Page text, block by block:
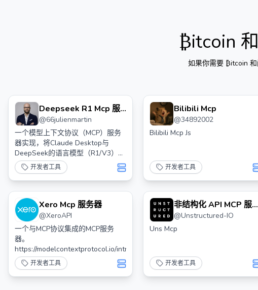
₿itcoin
如果你需要 ₿itcoin 和
Deepseek R1 Mcp 服
务器
@66julienmartin
一个模型上下文协议（MCP）服务
器实现，将Claude Desktop与
DeepSeek的语言模型（R1/V3）连
接起来。开发者工具
Bilibili Mcp
@34892002
Bilibili Mcp Js
开发者工具
Xero Mcp 服务器
@XeroAPI
一个与MCP协议集成的MCP服务
器。
https://modelcontextprotocol.io/introduction
开发者工具
非结构化 API MCP 服务
器
@Unstructured-IO
Uns Mcp
开发者工具